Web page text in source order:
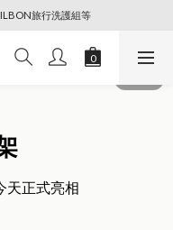
【點擊查看】
旅行洗護組等
【點擊查看】
天正式亮相